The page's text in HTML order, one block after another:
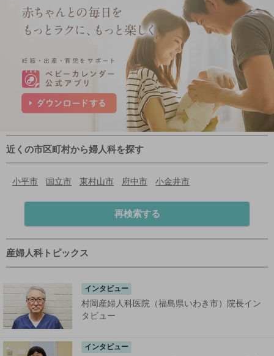
近くの市区町村から婦人科を探す
小平市 国立市 東村山市 府中市 小金井市
再検索する
産婦人科トピックス
インタビュー
村岡産婦人科医院（福島県いわき市）院長イン
タビュー
インタビュー